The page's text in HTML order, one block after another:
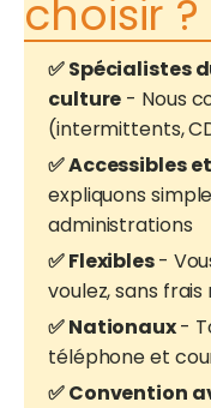
choisir ?
✅ Spécialistes
culture - Nous
(intermittents,
✅ Accessibles
expliquons
administrations
✅ Flexibles-
voulez, sans
✅ Nationaux-
téléphone et
✅ Convention